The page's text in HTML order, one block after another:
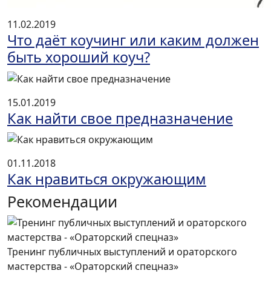
11.02.2019
Что даёт коучинг или каким должен
быть хороший коуч?
15.01.2019
Как найти свое предназначение
01.11.2018
Как нравиться окружающим
Рекомендации
Тренинг публичных выступлений и ораторского
мастерства - «Ораторский спецназ»